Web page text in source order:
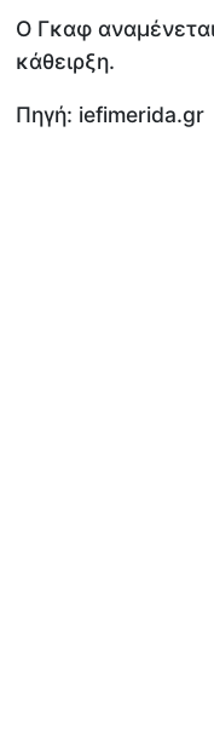
Ο Γκαφ
κάθειρξη.
Πηγή: iefimerida.gr